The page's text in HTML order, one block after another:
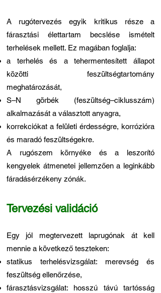
A rugótervezés egyik kritikus része a
fárasztási élettartam becslése ismételt
terhelések mellett. Ez magában foglalja:
a terhelés és a tehermentesített állapot
közötti feszültségtartomány
meghatározását,
S–N görbék (feszültség–ciklusszám)
alkalmazását a választott anyagra,
korrekciókat a felületi érdességre, korrózióra
és maradó feszültségekre.
A rugószem környéke és a leszorító
kengyelek átmenetei jellemzően a leginkább
fáradásérzékeny zónák.
Tervezési validáció
Egy jól megtervezett laprugónak át kell
mennie a következő teszteken:
statikus terhelésvizsgálat: merevség és
feszültség ellenőrzése,
fárasztásvizsgálat: hosszú távú tartósság